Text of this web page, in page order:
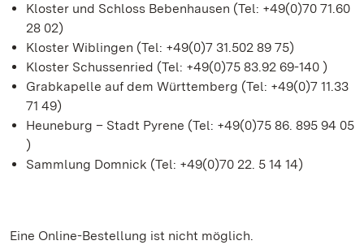
Kloster und Schloss Bebenhausen (Tel: +49(0)70 71.60
28 02)
Kloster Wiblingen (Tel: +49(0)7 31.502 89 75)
Kloster Schussenried (Tel: +49(0)75 83.92 69-140 )
Grabkapelle auf dem Württemberg (Tel: +49(0)7 11.33
71 49)
Heuneburg – Stadt Pyrene (Tel: +49(0)75 86. 895 94 05
)
Sammlung Domnick (Tel: +49(0)70 22. 5 14 14)
Eine Online-Bestellung ist nicht möglich.